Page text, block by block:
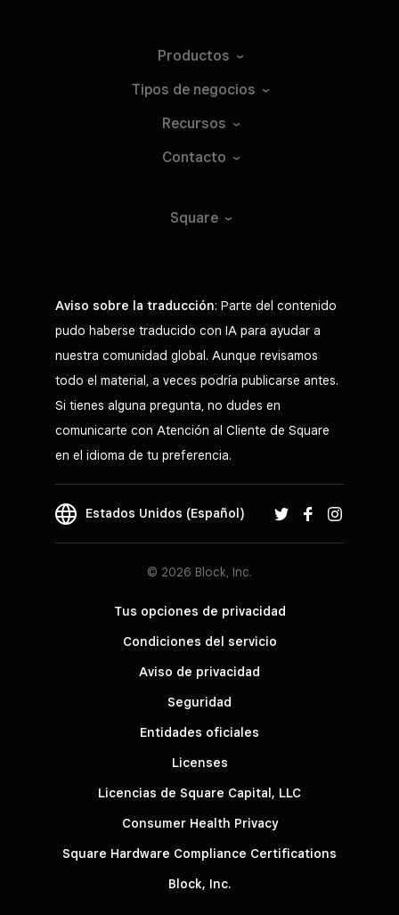
Productos
Tipos de negocios
Recursos
Contacto
Square
Aviso sobre la traducción: Parte del contenido
pudo haberse traducido con IA para ayudar a
nuestra comunidad global. Aunque revisamos
todo el material, a veces podría publicarse antes.
Si tienes alguna pregunta, no dudes en
comunicarte con Atención al Cliente de Square
en el idioma de tu preferencia.
Estados Unidos (Español)
© 2026 Block, Inc.
Tus opciones de privacidad
Condiciones del servicio
Aviso de privacidad
Seguridad
Entidades oficiales
Licenses
Licencias de Square Capital, LLC
Consumer Health Privacy
Square Hardware Compliance Certifications
Block, Inc.